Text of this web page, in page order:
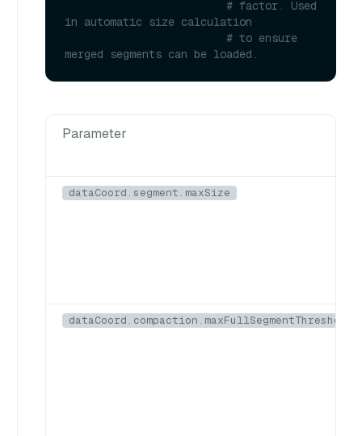
# factor. Used
in automatic size calculation
# to ensure
merged segments can be loaded.
Parameter
dataCoord.segment.maxSize
dataCoord.compaction.maxFullSegmentThreshold